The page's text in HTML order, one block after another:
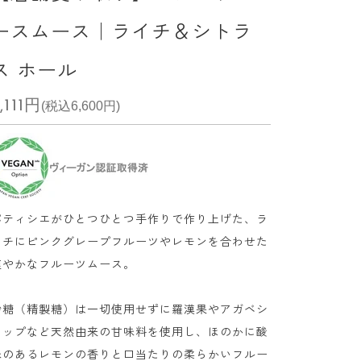
スムース｜ライチ＆シトラ
ホール
ール価格
円 (税込6,600円)
ィシエがひとつひとつ手作りで作り上げた、ラ
にピンクグレープフルーツやレモンを合わせた
かなフルーツムース。
（精製糖）は一切使用せずに羅漢果やアガベシ
プなど天然由来の甘味料を使用し、ほのかに酸
あるレモンの香りと口当たりの柔らかいフルー